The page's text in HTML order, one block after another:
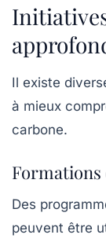
Il existe
à mieux
carbone.
Des
peuvent être